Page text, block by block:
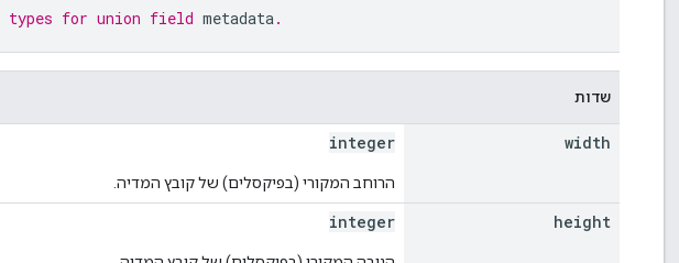
for union field metadata.
שדות
width
integer
הרוחב המקורי (בפיקסלים) של קובץ המדיה.
height
integer